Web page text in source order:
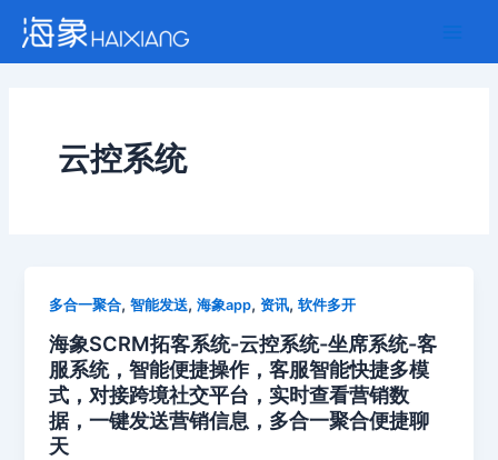
内
云控系统
多合一聚合,智能发送,海象app,资讯,软件多开
海象SCRM拓客系统-云控系统-坐席系统-客
服系统，智能便捷操作，客服智能快捷多模
式，对接跨境社交平台，实时查看营销数
据，一键发送营销信息，多合一聚合便捷聊
天